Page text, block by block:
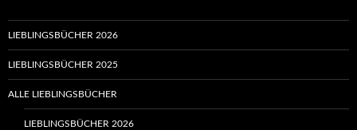
LIEBLINGSBÜCHER 2026
LIEBLINGSBÜCHER 2025
ALLE LIEBLINGSBÜCHER
LIEBLINGSBÜCHER 2026